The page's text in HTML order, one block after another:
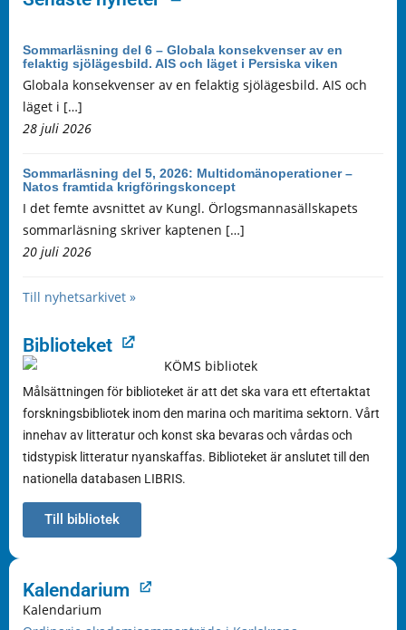
Sommarläsning del 6 – Globala konsekvenser av en
felaktig sjölägesbild. AIS och läget i Persiska viken
Globala konsekvenser av en felaktig sjölägesbild. AIS och
läget i […]
28 juli 2026
Sommarläsning del 5, 2026: Multidomänoperationer –
Natos framtida krigföringskoncept
I det femte avsnittet av Kungl. Örlogsmannasällskapets
sommarläsning skriver kaptenen […]
20 juli 2026
Till nyhetsarkivet »
Biblioteket
Målsättningen för biblioteket är att det ska vara ett eftertaktat
forskningsbibliotek inom den marina och maritima sektorn. Vårt
innehav av litteratur och konst ska bevaras och vårdas och
tidstypisk litteratur nyanskaffas. Biblioteket är anslutet till den
nationella databasen LIBRIS.
Till bibliotek
Kalendarium
Kalendarium